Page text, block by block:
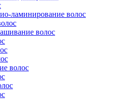
ламинирование волос
волос
волос